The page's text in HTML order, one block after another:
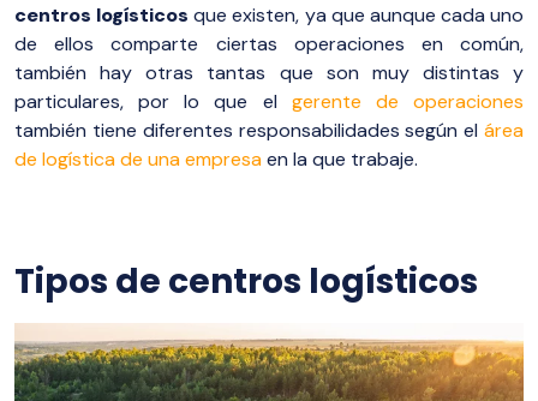
centros logísticosque existen, ya que aunque cada uno
de ellos comparte ciertas operaciones en común,
también hay otras tantas que son muy distintas y
particulares, por lo que el gerente de operaciones
también tiene diferentes responsabilidades según el área
de logística de una empresaen la que trabaje.
Tipos de centros logísticos